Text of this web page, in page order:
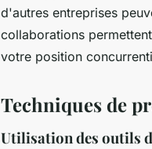
d'autres entreprises
collaborations
votre position
Techniques de
Utilisation des outils